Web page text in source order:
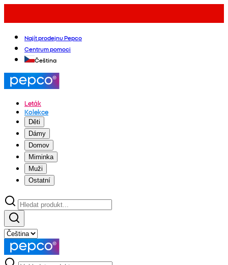
Najít prodejnu Pepco
Centrum pomoci
Čeština
Leták
Kolekce
Děti
Dámy
Domov
Miminka
Muži
Ostatní